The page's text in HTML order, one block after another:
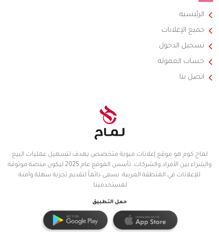
الرئيسية
جميع الإعلانات
تسجيل الدخول
حساب العمولة
اتصل بنا
لماح.كوم هو موقع إعلانات مبوبة متخصص يهدف لتسهيل عمليات البيع
والشراء بين الأفراد والشركات. تأسس الموقع عام 2025 ليكون منصة موثوقة
للإعلانات في المنطقة العربية. نسعى دائماً لتقديم تجربة سهلة وآمنة
لمستخدمينا.
حمل التطبيق